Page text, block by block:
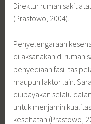
Direktur rumah sakit
(Prastowo, 2004).
Penyelengaraan
dilaksanakan di rumah
penyediaan fasilitas
maupun faktor lain.
diupayakan selalu
untuk menjamin
kesehatan (Prastowo,